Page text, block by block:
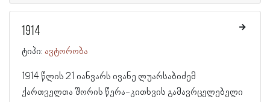
1914
ტიპი: ავტორობა
1914 წლის 21 იანვარს ივანე ლუარსაბიძემ
ქართველთა შორის წერა-კითხვის გამავრცელებელი